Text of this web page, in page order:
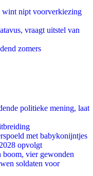
wint nipt voorverkiezing
vraagt uitstel van
zomers
politieke mening, laat
met babykonijntjes
opvolgt
boom, vier gewonden
soldaten voor